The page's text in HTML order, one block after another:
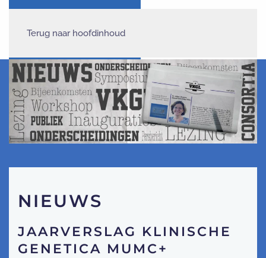
Terug naar hoofdinhoud
NIEUWS
JAARVERSLAG KLINISCHE
GENETICA MUMC+